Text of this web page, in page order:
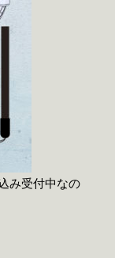
み受付中なの